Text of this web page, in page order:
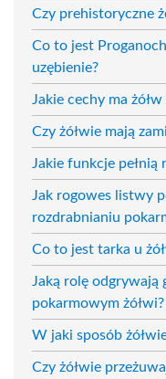
Czy prehistoryczne
Co to jest
uzębienie?
Jakie cechy ma
Czy żółwie mają
Jakie funkcje pełnią
Jak rogowes listwy
rozdrabnianiu
Co to jest tarka u
Jaką rolę odgrywają
pokarmowym żółwi?
W jaki sposób
Czy żółwie